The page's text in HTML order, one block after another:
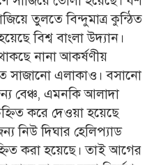
তুলতে বিন্দুমাত্র কুন্ঠিত
বিশ্ব বাংলা উদ্যান।
নানা আকর্ষণীয়
সাজানো এলাকাও। বসানো
বেঞ্চ, এমনকি আলাদা
করে দেওয়া হয়েছে
নিউ দিঘার হেলিপ্যাড
করা হয়েছে। তাই আগের